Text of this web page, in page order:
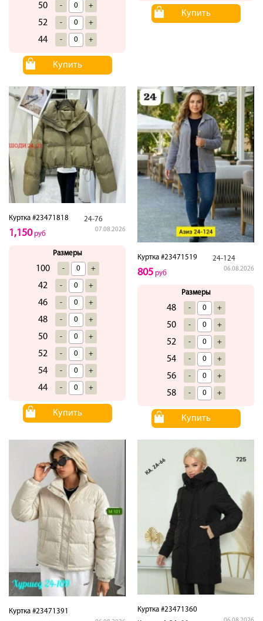
50 - +
52 - +
44 - +
Купить
Купить
Куртка #23471818 24-76
07.08.2026
1,150руб
Размеры
100 - +
42 - +
46 - +
48 - +
50 - +
52 - +
54 - +
44 - +
Купить
Куртка #23471519 24-124
06.08.2026
805 руб
Размеры
48 - +
50 - +
52 - +
54 - +
56 - +
58 - +
Купить
Куртка #23471391
Куртка #23471360